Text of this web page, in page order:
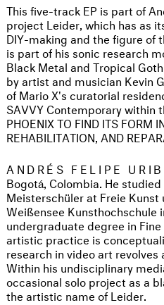
This five-track EP is part of
project Leider, which has as
DIY-making and the figure of
is part of his sonic research
Black Metal and Tropical
by artist and musician Kevin
of Mario X's curatorial
SAVVY Contemporary within
PHOENIX TO FIND ITS FORM
REHABILITATION, AND
ANDRÉS FELIPE
Bogotá, Colombia. He
Meisterschüler at Freie
Weißensee Kunsthochschule
undergraduate degree in
artistic practice is
research in video art
Within his undisciplinary
occasional solo project as a
the artistic name of Leider.